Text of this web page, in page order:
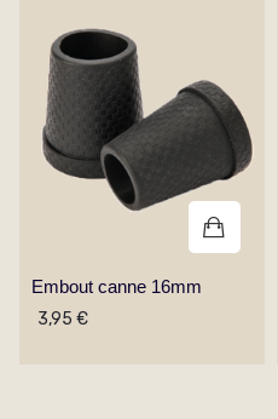
Embout canne 16mm
3,95 €